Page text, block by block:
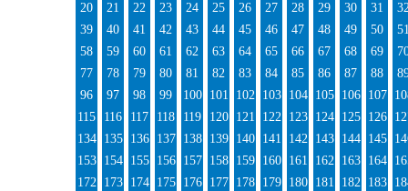
20
21 22 23 24 25 26 27 28 29 30 31
39
40 41 42 43 44 45 46 47 48 49 50
58
59 60 61 62 63 64 65 66 67 68 69
77
78 79 80 81 82 83 84 85 86 87 88
96
97 98 99 100 101 102 103 104 105 106 107
115
116 117 118 119 120 121 122 123 124 125 126
134
135 136 137 138 139 140 141 142 143 144 145
153
154 155 156 157 158 159 160 161 162 163 164
172
173 174 175 176 177 178 179 180 181 182 183